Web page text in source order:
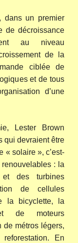
dans un premier
de décroissance
au niveau
de la
ciblée de
et de tous
d’une
Lester Brown
qui devraient être
« solaire », c’est-
: la
et des turbines
de cellules
la bicyclette, la
et de moteurs
de métros légers,
En